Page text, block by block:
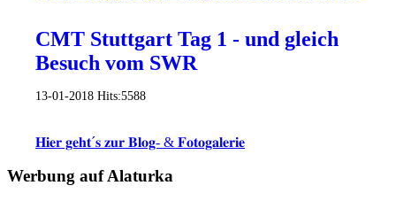
CMT Stuttgart Tag 1 - und gleich
Besuch vom SWR
13-01-2018 Hits:5588
𝐇𝐢𝐞𝐫 𝐠𝐞𝐡𝐭´𝐬 𝐳𝐮𝐫 𝐁𝐥𝐨𝐠- & 𝐅𝐨𝐭𝐨𝐠𝐚𝐥𝐞𝐫𝐢𝐞
Werbung auf Alaturka